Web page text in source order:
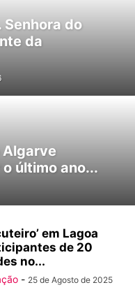
Senhora do
da
Algarve
último ano...
em Lagoa
de 20
no...
- 25 de Agosto de 2025